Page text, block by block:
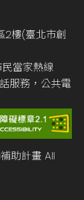
2樓(臺北市創
當家熱線
服務，公共電
助計畫 All